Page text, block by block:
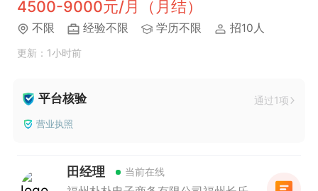
4500-9000元/月（月结）
不限 经验不限 学历不限 招10人
更新：1小时前
平台核验 通过1项
营业执照
田经理 当前在线